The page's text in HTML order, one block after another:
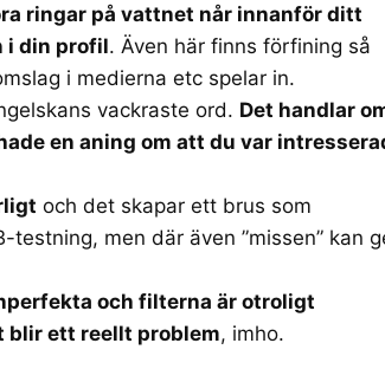
ringar på vattnet når innanför ditt
i din profil. Även här finns förfining så
i medierna etc spelar in.
vackraste ord. Det handlar
en aning om att du var
och det skapar ett brus som
men där även ”missen” kan
och filterna är otroligt
blir ett reellt problem, imho.